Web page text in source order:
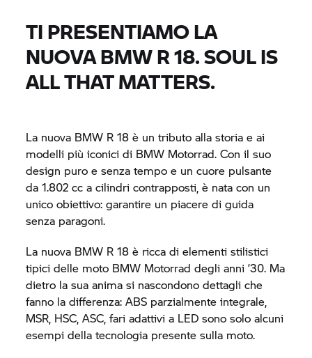
TI PRESENTIAMO LA
NUOVABMW R 18.SOUL IS
ALL THAT MATTERS.
La nuova BMW R 18 è un tributo alla storia e ai
modelli più iconici di BMW Motorrad. Con il suo
design puro e senza tempo e un cuore pulsante
da 1.802 cc a cilindri contrapposti, è nata con un
unico obiettivo: garantire un piacere di guida
senza paragoni.
La nuova BMW R 18 è ricca di elementi stilistici
tipici delle moto BMW Motorrad degli anni ’30. Ma
dietro la sua anima si nascondono dettagli che
fanno la differenza: ABS parzialmente integrale,
MSR, HSC, ASC, fari adattivi a LED sono solo alcuni
esempi della tecnologia presente sulla moto.